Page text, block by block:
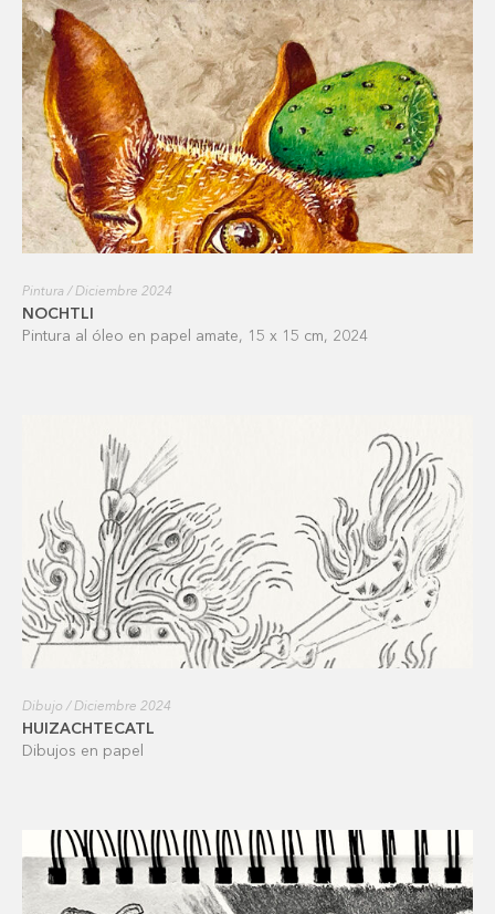
Pintura / Diciembre 2024
NOCHTLI
Pintura al óleo en papel amate, 15 x 15 cm, 2024
Dibujo / Diciembre 2024
HUIZACHTECATL
Dibujos en papel